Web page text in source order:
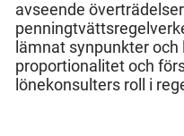
avseende
lämnat synpunkter
proportionalitet och
lönekonsulters roll i